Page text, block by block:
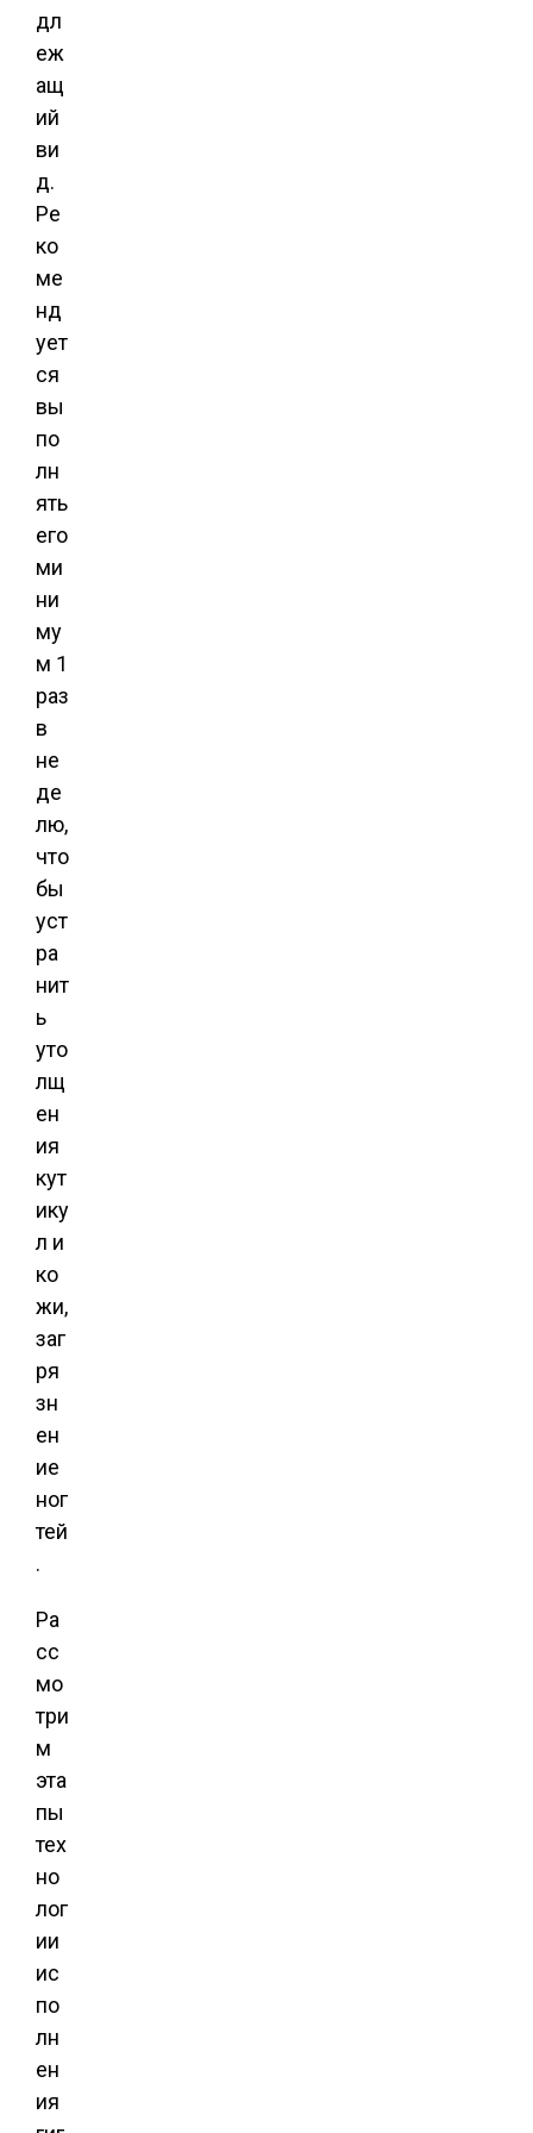
дл
еж
ащ
ий
ви
д.
Ре
ко
ме
нд
ует
ся
вы
по
лн
ять
его
ми
ни
му
м 1
раз
в
не
де
лю,
что
бы
уст
ра
нит
ь
уто
лщ
ен
ия
кут
ику
л и
ко
жи,
заг
ря
зн
ен
ие
ног
тей
.
Ра
сс
мо
три
м
эта
пы
тех
но
лог
ии
ис
по
лн
ен
ия